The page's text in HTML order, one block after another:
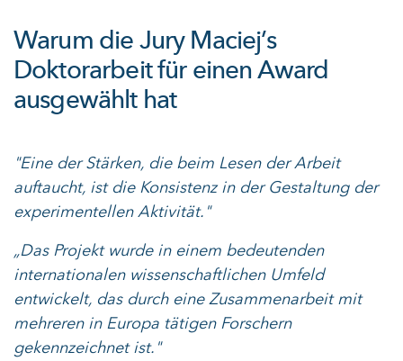
Warum die Jury Maciej’s
Doktorarbeit für einen Award
ausgewählt hat
"Eine der Stärken, die beim Lesen der Arbeit
auftaucht, ist die Konsistenz in der Gestaltung der
experimentellen Aktivität."
„Das Projekt wurde in einem bedeutenden
internationalen wissenschaftlichen Umfeld
entwickelt, das durch eine Zusammenarbeit mit
mehreren in Europa tätigen Forschern
gekennzeichnet ist."